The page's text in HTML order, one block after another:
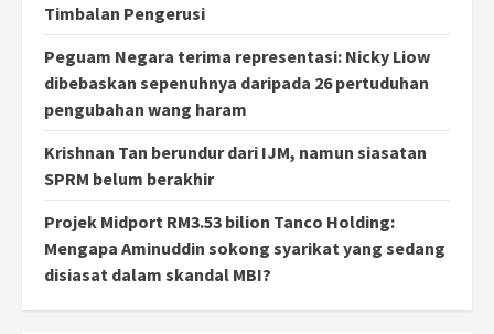
Timbalan Pengerusi
Peguam Negara terima representasi: Nicky Liow
dibebaskan sepenuhnya daripada 26 pertuduhan
pengubahan wang haram
Krishnan Tan berundur dari IJM, namun siasatan
SPRM belum berakhir
Projek Midport RM3.53 bilion Tanco Holding:
Mengapa Aminuddin sokong syarikat yang sedang
disiasat dalam skandal MBI?